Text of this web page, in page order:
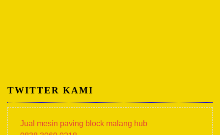
TWITTER KAMI
Jual mesin paving block malang hub